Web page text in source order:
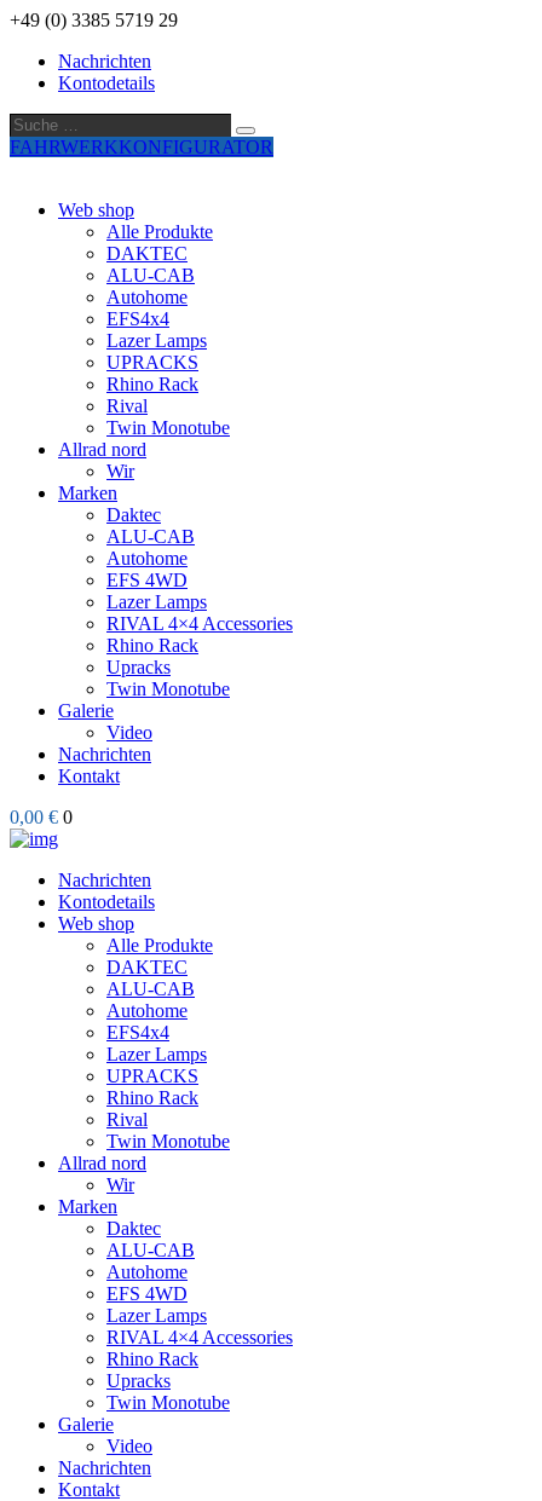
+49 (0) 3385 5719 29
Nachrichten
Kontodetails
Suche
…
Suche
FAHRWERKKONFIGURATOR
Web shop
Alle Produkte
DAKTEC
ALU-CAB
Autohome
EFS4x4
Lazer Lamps
UPRACKS
Rhino Rack
Rival
Twin Monotube
Allrad nord
Wir
Marken
Daktec
ALU-CAB
Autohome
EFS 4WD
Lazer Lamps
RIVAL 4×4 Accessories
Rhino Rack
Upracks
Twin Monotube
Galerie
Video
Nachrichten
Kontakt
0,00 € 0
Nachrichten
Kontodetails
Web shop
Alle Produkte
DAKTEC
ALU-CAB
Autohome
EFS4x4
Lazer Lamps
UPRACKS
Rhino Rack
Rival
Twin Monotube
Allrad nord
Wir
Marken
Daktec
ALU-CAB
Autohome
EFS 4WD
Lazer Lamps
RIVAL 4×4 Accessories
Rhino Rack
Upracks
Twin Monotube
Galerie
Video
Nachrichten
Kontakt